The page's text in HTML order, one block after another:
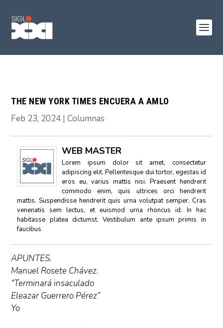
THE NEW YORK TIMES ENCUERA A AMLO
Feb 23, 2024 |Columnas
WEB MASTER
Lorem ipsum dolor sit amet, consectetur
adipiscing elit. Pellentesque dui tortor, egestas id
eros eu, varius mattis nisi. Praesent hendrerit
commodo enim, quis ultrices orci hendrerit
mattis. Suspendisse hendrerit quis urna volutpat semper. Cras
venenatis sem lectus, et euismod urna rhoncus id. In hac
habitasse platea dictumst. Vestibulum ante ipsum primis in
faucibus
APUNTES.
Manuel Rosete Chávez.
“Terminará insaculado
Eleazar Guerrero Pérez”
Yo